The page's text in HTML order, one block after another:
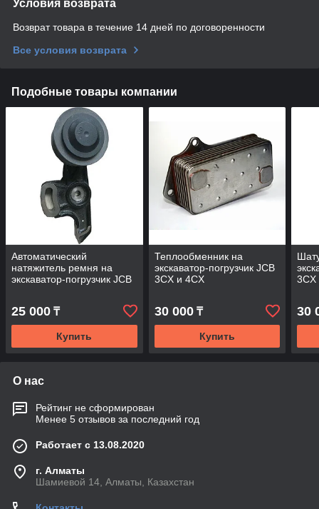
Условия возврата
Возврат товара в течение 14 дней по договоренности
Все условия возврата
Подобные товары компании
Автоматический
натяжитель ремня на
экскаватор-погрузчик JCB
25 000 ₸
Купить
Теплообменник на
экскаватор-погрузчик JCB
3CX и 4CX
30 000₸
Купить
3CX
30
О нас
Рейтинг не сформирован
Менее 5 отзывов за последний год
Работает с 13.08.2020
г. Алматы
Шамиевой 14, Алматы, Казахстан